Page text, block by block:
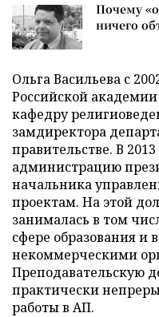
Почему
ничего
Ольга Васильева с
Российской академии
кафедру
замдиректора
правительстве. В
администрацию
начальника
проектам. На этой
занималась в том
сфере образования и
некоммерческими
Преподавательскую
практически
работы в АП.